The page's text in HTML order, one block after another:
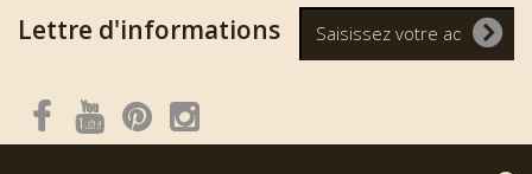
Lettre d'informations